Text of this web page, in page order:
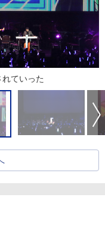
ていった